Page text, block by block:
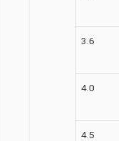
3.6
4.0
4.5